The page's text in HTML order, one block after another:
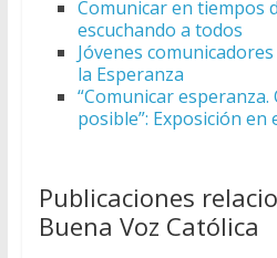
Comunicar en tiempos
escuchando a todos
Jóvenes
la Esperanza
“Comunicar
posible”: Exposición en
Publicaciones
Buena Voz Católica